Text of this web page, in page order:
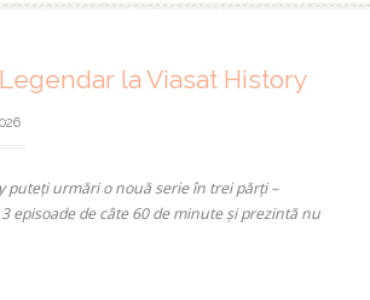
la Viasat History
puteți urmări o nouă serie în trei părți –
episoade de câte 60 de minute șiprezintă nu